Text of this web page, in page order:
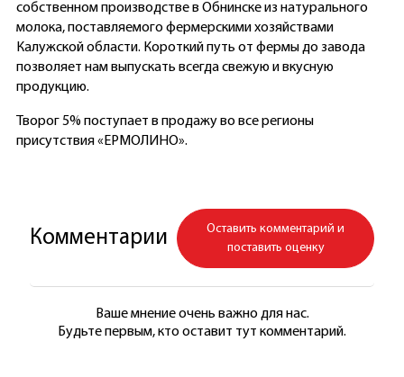
собственном производстве в Обнинске из натурального
молока, поставляемого фермерскими хозяйствами
Калужской области. Короткий путь от фермы до завода
позволяет нам выпускать всегда свежую и вкусную
продукцию.
Творог 5% поступает в продажу во все регионы
присутствия «ЕРМОЛИНО».
Комментарии
Оставить комментарий и
поставить оценку
Ваше мнение очень важно для нас.
Будьте первым, кто оставит тут комментарий.